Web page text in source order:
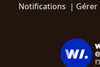
Notifications | Gérer